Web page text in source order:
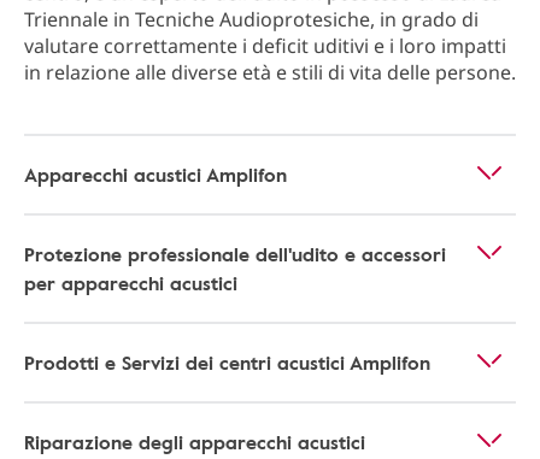
Triennale in Tecniche Audioprotesiche, in grado di
valutare correttamente i deficit uditivi e i loro impatti
in relazione alle diverse età e stili di vita delle persone.
Apparecchi acustici Amplifon
Protezione professionale dell'udito e accessori
per apparecchi acustici
Prodotti e Servizi dei centri acustici Amplifon
Riparazione degli apparecchi acustici